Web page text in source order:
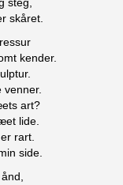
steg,
skåret.
kender.
venner.
art?
lide.
rart.
side.